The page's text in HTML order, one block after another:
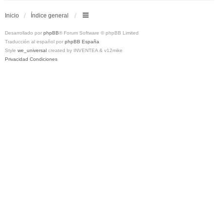
Inicio Índice general
Desarrollado por phpBB® Forum Software © phpBB Limited
Traducción al español por phpBB España
Style we_universal created by INVENTEA & v12mike
Privacidad Condiciones